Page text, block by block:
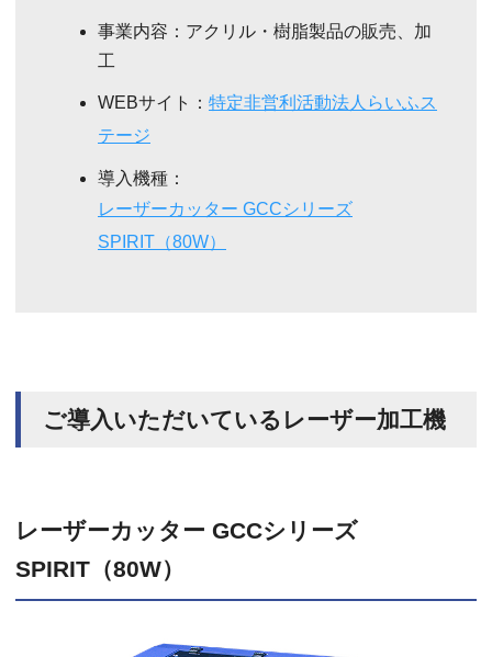
事業内容：アクリル・樹脂製品の販売、加
工
WEBサイト： 特定非営利活動法人らいふス
テージ
導入機種：
レーザーカッター GCCシリーズ
SPIRIT（80W）
ご導入いただいているレーザー加工機
レーザーカッター GCCシリーズ
SPIRIT（80W）